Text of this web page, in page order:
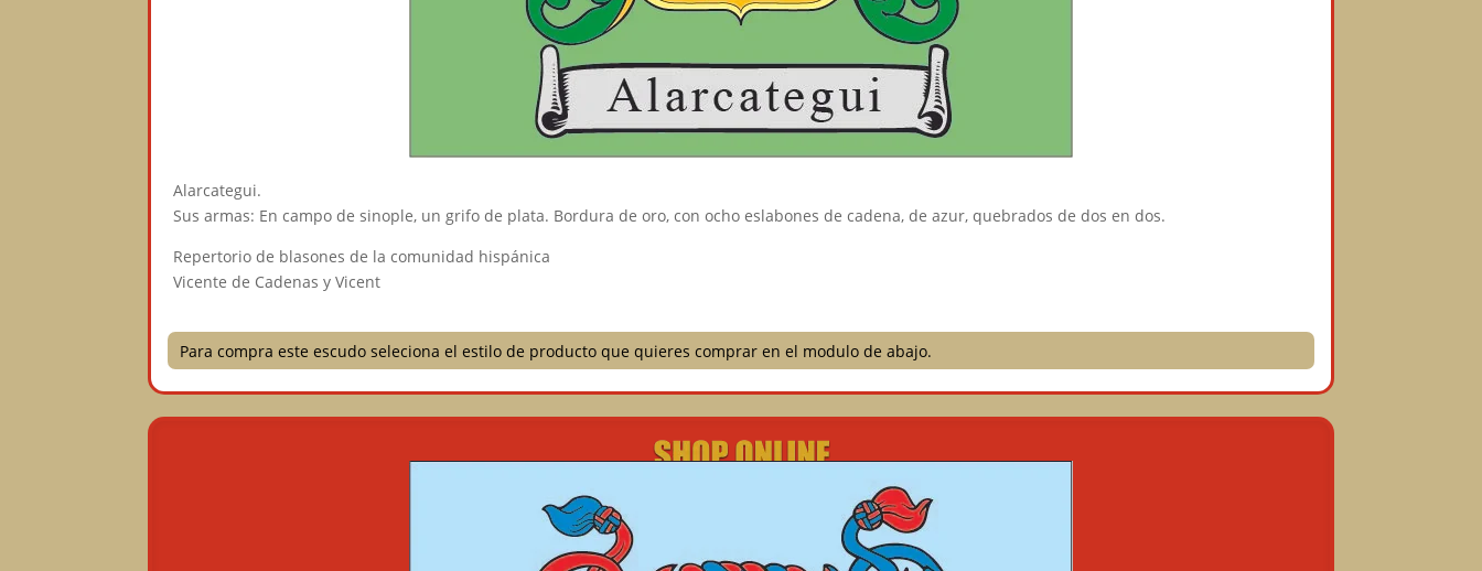
Alarcategui.
Sus armas: En campo de sinople, un grifo de plata. Bordura de oro, con ocho eslabones de cadena, de azur, quebrados de dos en dos.
Repertorio de blasones de la comunidad hispánica
Vicente de Cadenas y Vicent
Para compra este escudo seleciona el estilo de producto que quieres comprar en el modulo de abajo.